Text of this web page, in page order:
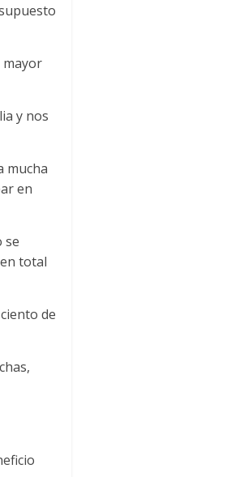
mayor
y nos
mucha
en
se
total
de